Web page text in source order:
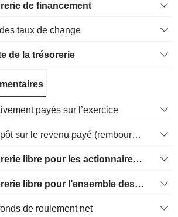
de financement
taux de change
de la trésorerie
payés sur l’exercice
Trésorerie Impôt sur le revenu payé (remboursement)Impôt effectivement payé (remboursé) sur l’exercice
Flux de trésorerie libre pour les actionnaires FCFE
Flux de trésorerie libre pour l’ensemble des pourvoyeurs de fonds (créanciers et actionnaires) FCFF
de roulement net